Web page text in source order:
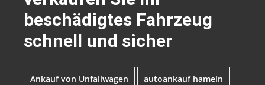
beschädigtes Fahrzeug
schnell und sicher
Ankauf von Unfallwagen autoankauf hameln